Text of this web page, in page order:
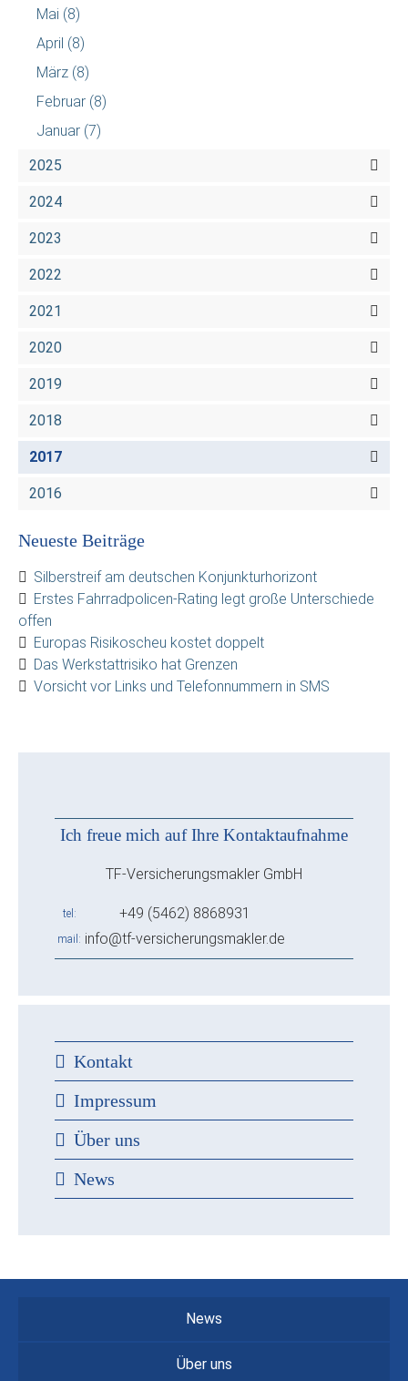
Mai (8)
April (8)
März (8)
Februar (8)
Januar (7)
2025
2024
2023
2022
2021
2020
2019
2018
2017
2016
Neueste Beiträge
Silberstreif am deutschen Konjunkturhorizont
Erstes Fahrradpolicen-Rating legt große Unterschiede
offen
Europas Risikoscheu kostet doppelt
Das Werkstattrisiko hat Grenzen
Vorsicht vor Links und Telefonnummern in SMS
Ich freue mich auf Ihre Kontaktaufnahme
TF-Versicherungsmakler GmbH
tel +49 (5462) 8868931
mail info@tf-versicherungsmakler.de
Kontakt
Impressum
Über uns
News
News
Über uns